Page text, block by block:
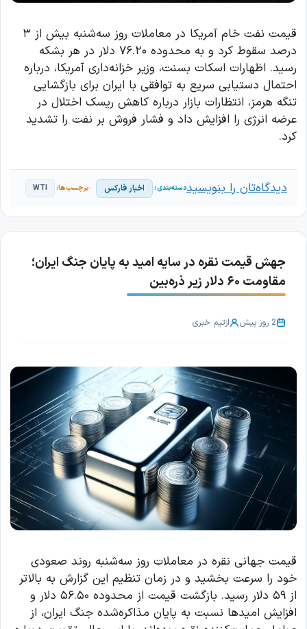
قیمت نفت خام آمریکا در معاملات روز سه‌شنبه بیش از ۳
درصد سقوط کرد و به محدوده ۷۶.۲۰ دلار در هر بشکه
رسید. اظهارات اسکات بسنت، وزیر خزانه‌داری آمریکا، درباره
احتمال دستیابی سریع به توافقی با ایران برای بازگشایی
تنگه هرمز، انتظارات بازار درباره کاهش ریسک اختلال در
عرضه انرژی را افزایش داد و فشار فروش بر نفت را تشدید
کرد.
اخبار فارکس WTI دیدگاه‌تان را بنویسید
جهش قیمت نقره در سایه امید به پایان جنگ ایران؛
مقاومت ۶۰ دلار زیر ذره‌بین
2 روز پیش ازتیم خبری
قیمت جهانی نقره در معاملات روز سه‌شنبه روند صعودی
خود را سرعت بخشید و در زمان تنظیم این گزارش به بالاتر
از ۵۹ دلار رسید. بازگشت قیمت از محدوده ۵۶.۵۰ دلار و
افزایش امیدها نسبت به پایان مذاکره‌شده جنگ ایران، از